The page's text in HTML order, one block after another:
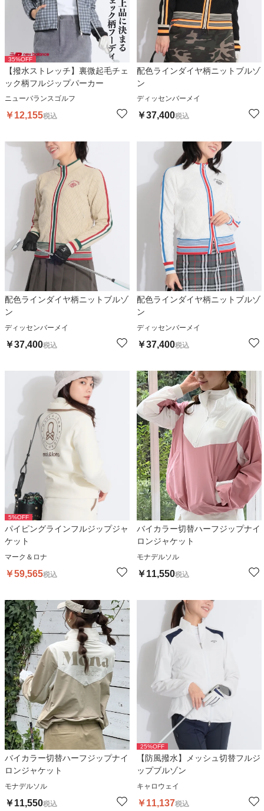
35%OFF
【撥水ストレッチ】裏微起毛チェ
ック柄フルジップパーカー
ニューバランスゴルフ
￥12,155税込
配色ラインダイヤ柄ニットブルゾ
ン
ディッセンバーメイ
￥37,400税込
配色ラインダイヤ柄ニットブルゾ
ン
ディッセンバーメイ
￥37,400税込
配色ラインダイヤ柄ニットブルゾ
ン
ディッセンバーメイ
￥37,400税込
5%OFF
パイピングラインフルジップジャ
ケット
マーク＆ロナ
￥59,565税込
バイカラー切替ハーフジップナイ
ロンジャケット
モナデルソル
￥11,550税込
バイカラー切替ハーフジップナイ
ロンジャケット
モナデルソル
￥11,550税込
25%OFF
【防風撥水】メッシュ切替フルジ
ップブルゾン
キャロウェイ
￥11,137税込